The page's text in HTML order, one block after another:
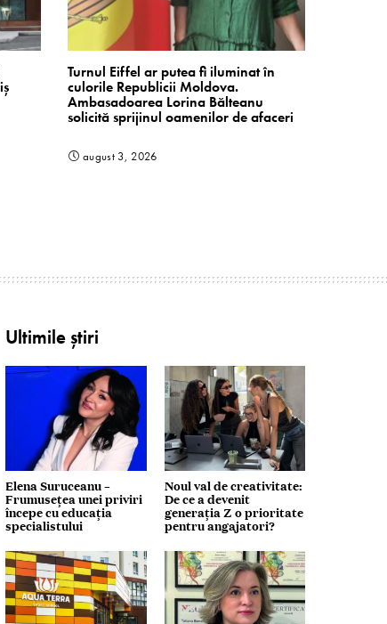
Turnul Eiffel ar putea fi iluminat în
culorile Republicii Moldova.
Ambasadoarea Lorina Bălteanu
solicită sprijinul oamenilor de afaceri
august 3, 2026
Ultimile știri
Elena Suruceanu –
Frumusețea unei priviri
începe cu educația
specialistului
Noul val de creativitate:
De ce a devenit
generația Z o prioritate
pentru angajatori?